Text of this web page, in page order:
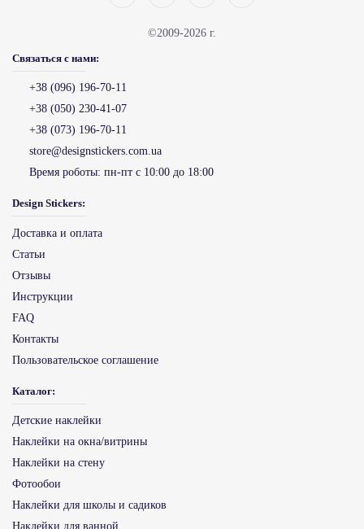
©2009-2026 г.
Связаться с нами:
+38 (096) 196-70-11
+38 (050) 230-41-07
+38 (073) 196-70-11
store@designstickers.com.ua
Время роботы: пн-пт с 10:00 до 18:00
Design Stickers:
Доставка и оплата
Статьи
Отзывы
Инструкции
FAQ
Контакты
Пользовательское соглашение
Каталог:
Детские наклейки
Наклейки на окна/витрины
Наклейки на стену
Фотообои
Наклейки для школы и садиков
Наклейки для ванной